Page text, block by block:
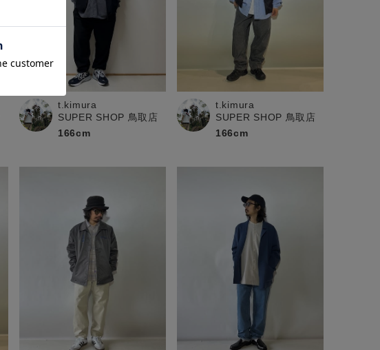
t.kimura
SUPER SHOP 鳥取店
166cm
t.kimura
SUPER SHOP 鳥取店
166cm